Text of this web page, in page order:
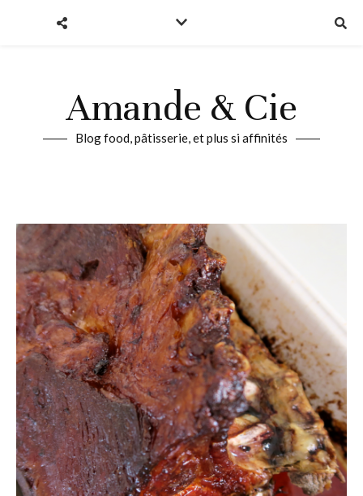
Amande & Cie
Blog food, pâtisserie, et plus si affinités